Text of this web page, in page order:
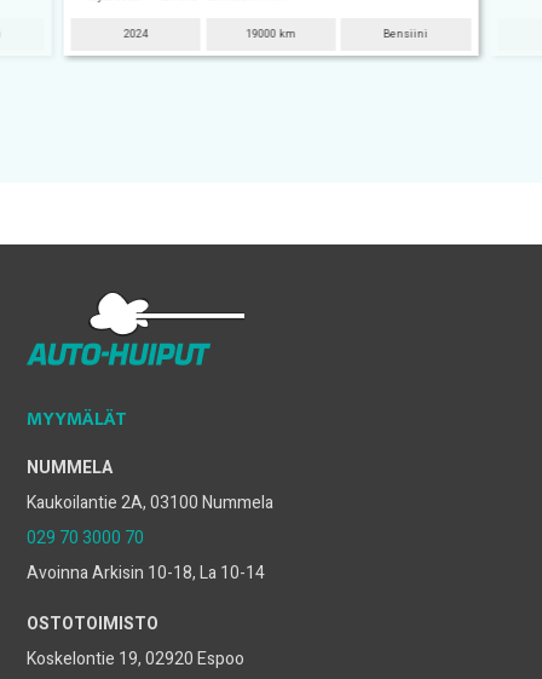
2024 19000 km Bensiini
MYYMÄLÄT
NUMMELA
Kaukoilantie 2A, 03100 Nummela
029 70 3000 70
Avoinna Arkisin 10-18, La 10-14
OSTOTOIMISTO
Koskelontie 19, 02920 Espoo